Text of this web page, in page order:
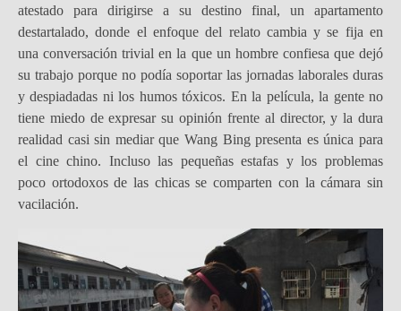
atestado para dirigirse a su destino final, un apartamento
destartalado, donde el enfoque del relato cambia y se fija en
una conversación trivial en la que un hombre confiesa que dejó
su trabajo porque no podía soportar las jornadas laborales duras
y despiadadas ni los humos tóxicos. En la película, la gente no
tiene miedo de expresar su opinión frente al director, y la dura
realidad casi sin mediar que Wang Bing presenta es única para
el cine chino. Incluso las pequeñas estafas y los problemas
poco ortodoxos de las chicas se comparten con la cámara sin
vacilación.